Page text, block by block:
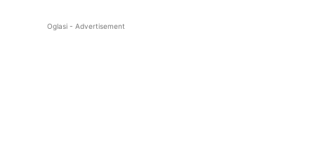
Oglasi - Advertisement